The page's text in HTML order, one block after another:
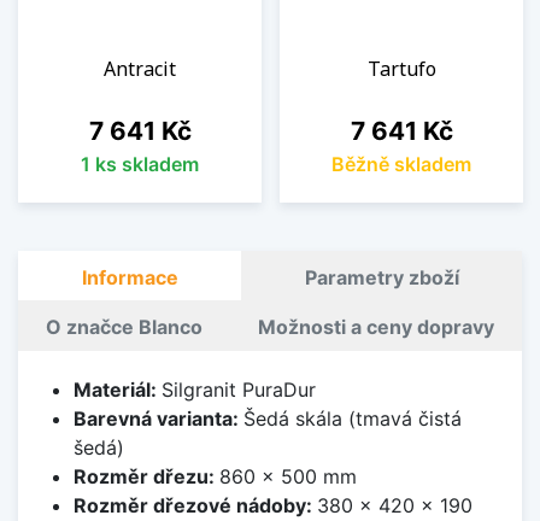
Antracit
Cena
7 641 Kč
1 ks skladem
Tartufo
Cena
7 641 Kč
Běžně skladem
Informace Parametry zboží
O značce Blanco Možnosti a ceny dopravy
Materiál: Silgranit PuraDur
Barevná varianta: Šedá skála (tmavá čistá
šedá)
Rozměr dřezu: 860 x 500 mm
Rozměr dřezové nádoby: 380 x 420 x 190